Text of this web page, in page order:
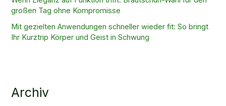
großen Tag ohne Kompromisse
Mit gezielten Anwendungen schneller wieder fit: So bringt
Ihr Kurztrip Körper und Geist in Schwung
Archiv